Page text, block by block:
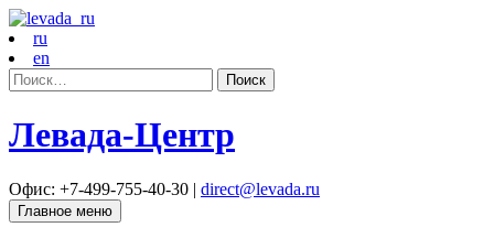
ru
en
Найти:
Левада-Центр
Офис: +7-499-755-40-30 | direct@levada.ru
Главное меню